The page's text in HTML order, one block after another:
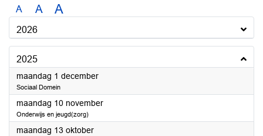
A A A
2026
2025
maandag 1 december2025
Sociaal Domein
maandag 10 november2025
Onderwijs en jeugd(zorg)
maandag 13 oktober2025